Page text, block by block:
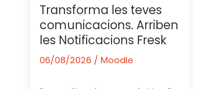
Transforma les teves
comunicacions. Arriben
les Notificacions Fresk
06/08/2026 / Moodle